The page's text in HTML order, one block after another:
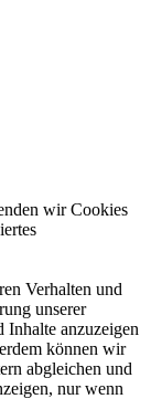
wir Cookies
Verhalten und
unserer
Inhalte anzuzeigen
können wir
abgleichen und
nur wenn